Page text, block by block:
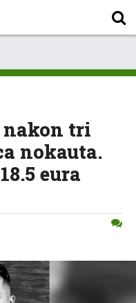
nakon tri
nokauta.
eura